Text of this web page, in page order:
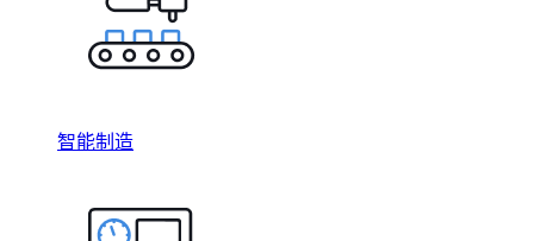
智能制造